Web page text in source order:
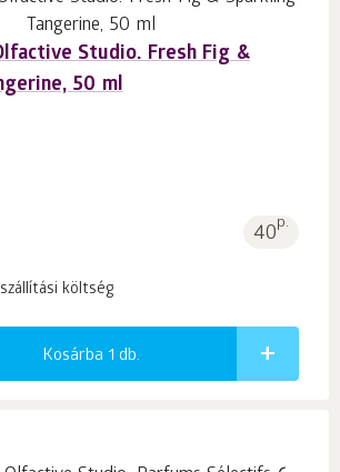
Studio. Fresh Fig &
50 ml
40p.
költség
Kosárba 1 db.